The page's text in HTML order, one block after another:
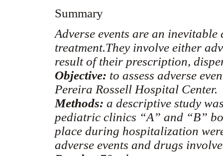
Summary
Adverse events are an
treatment.They involve either
result of their prescription,
Objective: to assess adverse
Pereira Rossell Hospital Center.
Methods: a descriptive study
pediatric clinics “A” and “B”
place during hospitalization
adverse events and drugs